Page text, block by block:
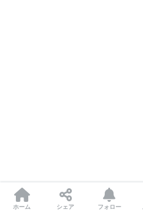
ホーム シェア フォロー